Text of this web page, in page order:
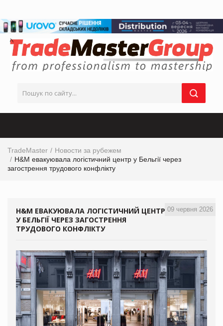
TradeMaster
Новости за рубежем
H&M евакуювала логістичний центр у Бельгії через
загострення трудового конфлікту
09 червня 2026
H&M ЕВАКУЮВАЛА ЛОГІСТИЧНИЙ ЦЕНТР
У БЕЛЬГІЇ ЧЕРЕЗ ЗАГОСТРЕННЯ
ТРУДОВОГО КОНФЛІКТУ